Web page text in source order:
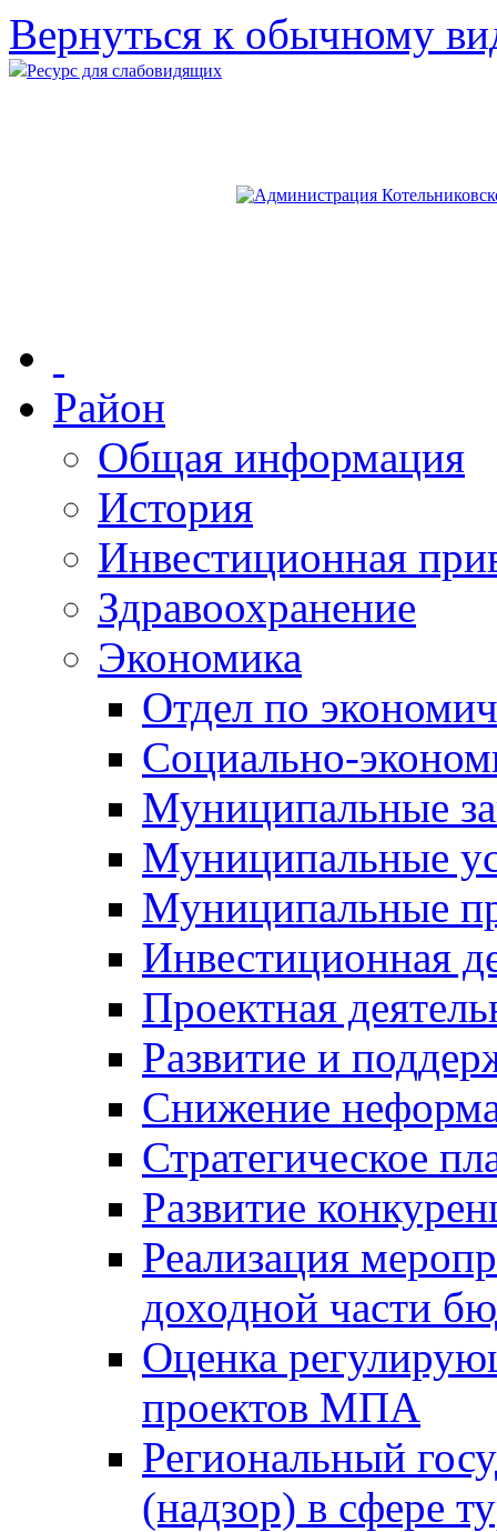
Вернуться к обычному
Ресурс для слабовидящих
Район
Общая информация
История
Инвестиционная
Здравоохранение
Экономика
Отдел по
Социально-
Муниципальные
Муниципальные
Муниципальные
Инвестиционная
Проектная
Развитие и
Снижение
Стратегическое
Развитие
Реализация
доходной части
Оценка
проектов МПА
Региональный
(надзор) в сфере